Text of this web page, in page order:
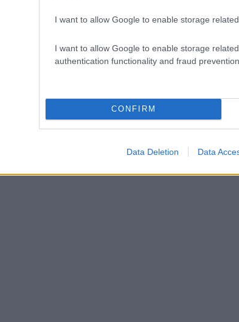
I want to allow Google to enable storage
I want to allow Google to enable storage
authentication functionality and fraud
CONFIRM
Data Deletion Data